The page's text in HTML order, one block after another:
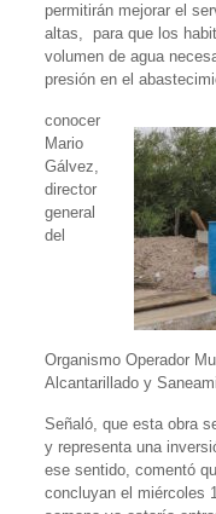
permitirán mejorar el
altas, para que los
volumen de agua
presión en el
conocer
Mario
Gálvez,
director
general
del
Organismo Operador
Alcantarillado y
Señaló, que esta obra
y representa una
ese sentido, comentó
concluyan el miércoles